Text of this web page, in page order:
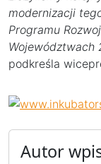
modernizacji
Programu
Województwach
podkreśla
Autor